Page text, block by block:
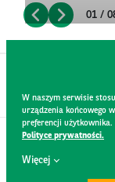
01 /
W naszym serwisie
urządzenia końcowego
preferencji użytkownika.
Polityce prywatności.
Więcej
REGULAMIN STRONY